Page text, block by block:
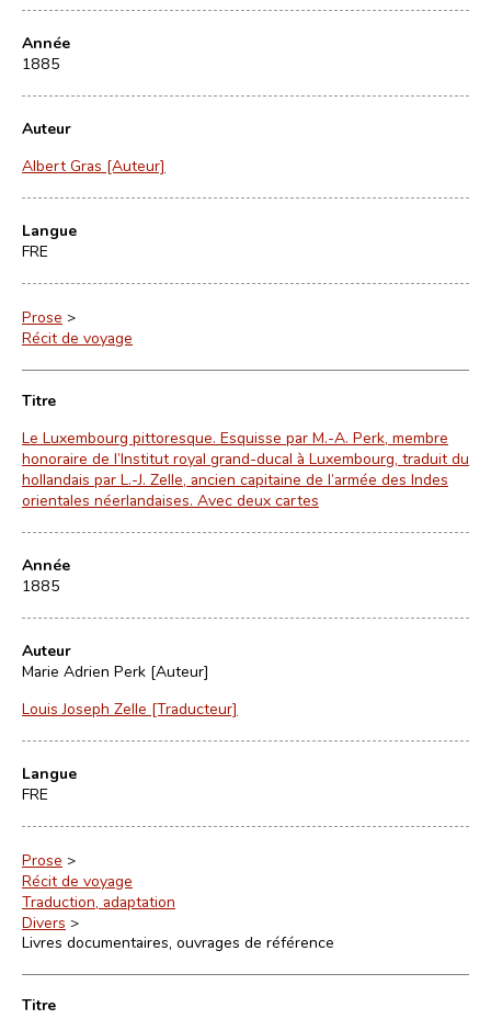
Année
1885
Auteur
Albert Gras [Auteur]
Langue
FRE
Prose >
Récit de voyage
Titre
Le Luxembourg pittoresque. Esquisse par M.-A. Perk, membre
honoraire de l’Institut royal grand-ducal à Luxembourg, traduit du
hollandais par L.-J. Zelle, ancien capitaine de l’armée des Indes
orientales néerlandaises. Avec deux cartes
Année
1885
Auteur
Marie Adrien Perk [Auteur]
Louis Joseph Zelle [Traducteur]
Langue
FRE
Prose >
Récit de voyage
Traduction, adaptation
Divers >
Livres documentaires, ouvrages de référence
Titre